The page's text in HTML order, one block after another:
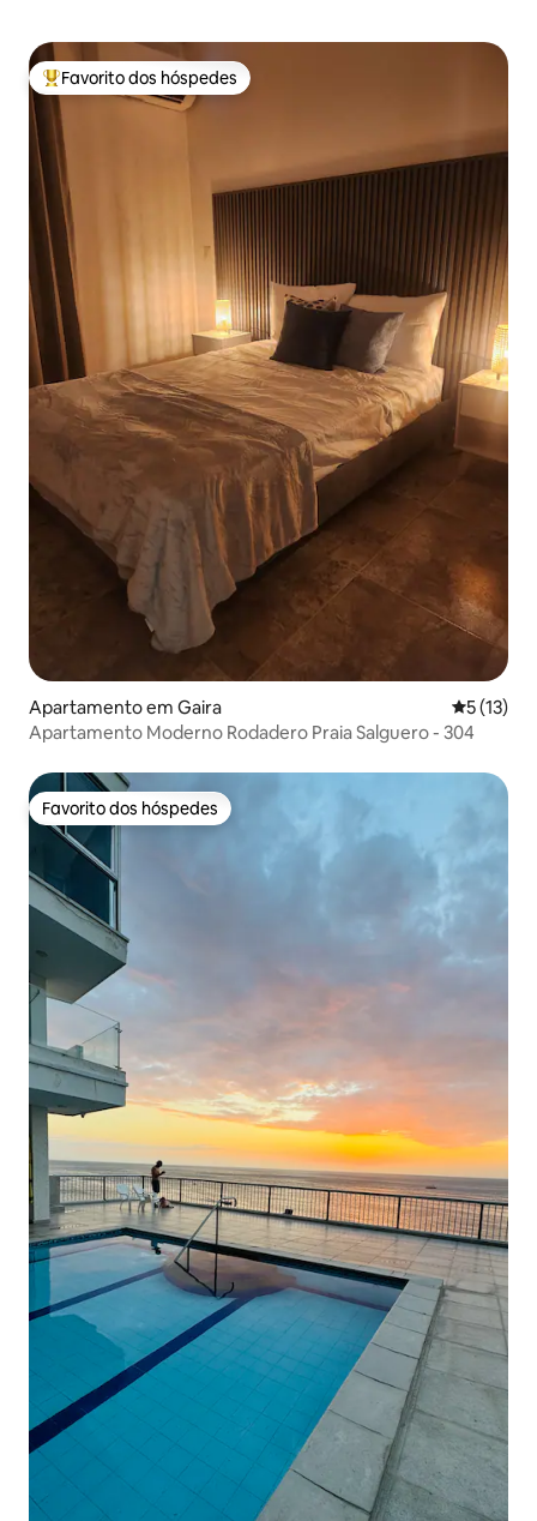
Favoritos dos hóspedes mais apreciados
Favorito dos hóspedes
Apartamento em Gaira
5 (13)
Apartamento Moderno Rodadero Praia Salguero - 304
Favorito dos hóspedes
Favorito dos hóspedes